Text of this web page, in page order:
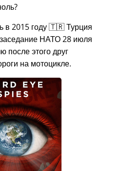
в 2015 году 🇹🇷 Турция
НАТО 28 июля
после этого друг
на мотоцикле.